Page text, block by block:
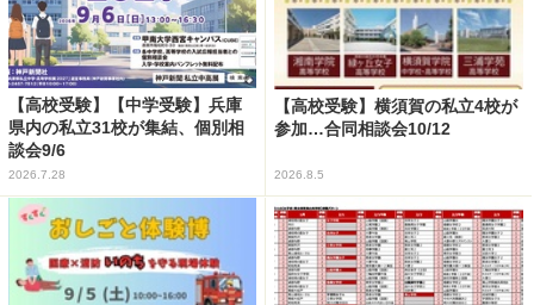
【高校受験】【中学受験】兵庫
県内の私立31校が集結、個別相
談会9/6
2026.7.28
【高校受験】横須賀の私立4校が
参加…合同相談会10/12
2026.8.5